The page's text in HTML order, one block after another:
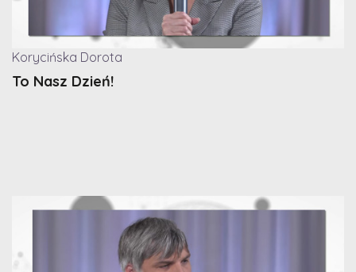
Korycińska Dorota
To Nasz Dzień!